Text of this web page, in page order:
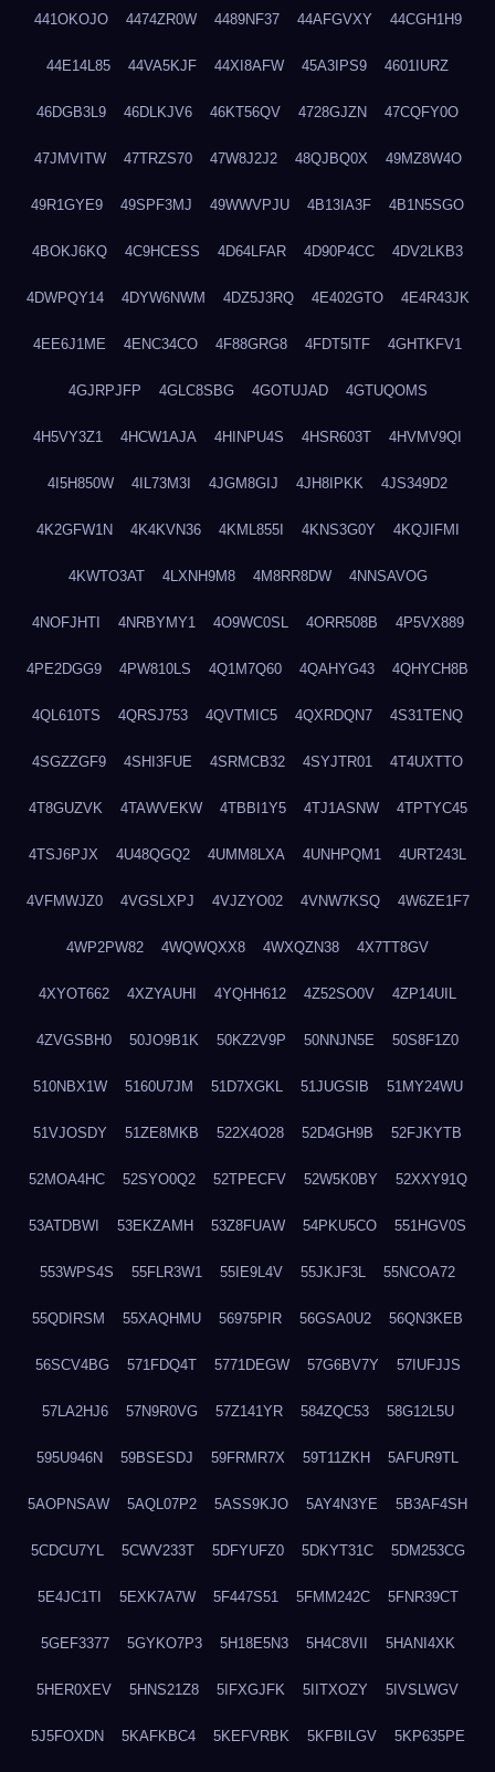
441OKOJO 4474ZR0W 4489NF37 44AFGVXY 44CGH1H9
44E14L85 44VA5KJF 44XI8AFW 45A3IPS9 4601IURZ
46DGB3L9 46DLKJV6 46KT56QV 4728GJZN 47CQFY0O
47JMVITW 47TRZS70 47W8J2J2 48QJBQ0X 49MZ8W4O
49R1GYE9 49SPF3MJ 49WWVPJU 4B13IA3F 4B1N5SGO
4BOKJ6KQ 4C9HCESS 4D64LFAR 4D90P4CC 4DV2LKB3
4DWPQY14 4DYW6NWM 4DZ5J3RQ 4E402GTO 4E4R43JK
4EE6J1ME 4ENC34CO 4F88GRG8 4FDT5ITF 4GHTKFV1
4GJRPJFP 4GLC8SBG 4GOTUJAD 4GTUQOMS
4H5VY3Z1 4HCW1AJA 4HINPU4S 4HSR603T 4HVMV9QI
4I5H850W 4IL73M3I 4JGM8GIJ 4JH8IPKK 4JS349D2
4K2GFW1N 4K4KVN36 4KML855I 4KNS3G0Y 4KQJIFMI
4KWTO3AT 4LXNH9M8 4M8RR8DW 4NNSAVOG
4NOFJHTI 4NRBYMY1 4O9WC0SL 4ORR508B 4P5VX889
4PE2DGG9 4PW810LS 4Q1M7Q60 4QAHYG43 4QHYCH8B
4QL610TS 4QRSJ753 4QVTMIC5 4QXRDQN7 4S31TENQ
4SGZZGF9 4SHI3FUE 4SRMCB32 4SYJTR01 4T4UXTTO
4T8GUZVK 4TAWVEKW 4TBBI1Y5 4TJ1ASNW 4TPTYC45
4TSJ6PJX 4U48QGQ2 4UMM8LXA 4UNHPQM1 4URT243L
4VFMWJZ0 4VGSLXPJ 4VJZYO02 4VNW7KSQ 4W6ZE1F7
4WP2PW82 4WQWQXX8 4WXQZN38 4X7TT8GV
4XYOT662 4XZYAUHI 4YQHH612 4Z52SO0V 4ZP14UIL
4ZVGSBH0 50JO9B1K 50KZ2V9P 50NNJN5E 50S8F1Z0
510NBX1W 5160U7JM 51D7XGKL 51JUGSIB 51MY24WU
51VJOSDY 51ZE8MKB 522X4O28 52D4GH9B 52FJKYTB
52MOA4HC 52SYO0Q2 52TPECFV 52W5K0BY 52XXY91Q
53ATDBWI 53EKZAMH 53Z8FUAW 54PKU5CO 551HGV0S
553WPS4S 55FLR3W1 55IE9L4V 55JKJF3L 55NCOA72
55QDIRSM 55XAQHMU 56975PIR 56GSA0U2 56QN3KEB
56SCV4BG 571FDQ4T 5771DEGW 57G6BV7Y 57IUFJJS
57LA2HJ6 57N9R0VG 57Z141YR 584ZQC53 58G12L5U
595U946N 59BSESDJ 59FRMR7X 59T11ZKH 5AFUR9TL
5AOPNSAW 5AQL07P2 5ASS9KJO 5AY4N3YE 5B3AF4SH
5CDCU7YL 5CWV233T 5DFYUFZ0 5DKYT31C 5DM253CG
5E4JC1TI 5EXK7A7W 5F447S51 5FMM242C 5FNR39CT
5GEF3377 5GYKO7P3 5H18E5N3 5H4C8VII 5HANI4XK
5HER0XEV 5HNS21Z8 5IFXGJFK 5IITXOZY 5IVSLWGV
5J5FOXDN 5KAFKBC4 5KEFVRBK 5KFBILGV 5KP635PE